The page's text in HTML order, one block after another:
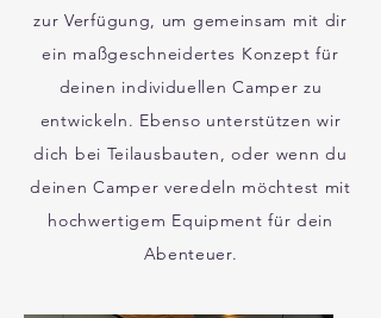
zur Verfügung, um gemeinsam mit dir
ein maßgeschneidertes Konzept für
deinen individuellen Camper zu
entwickeln. Ebenso unterstützen wir
dich bei Teilausbauten, oder wenn du
deinen Camper veredeln möchtest mit
hochwertigem Equipment für dein
Abenteuer.